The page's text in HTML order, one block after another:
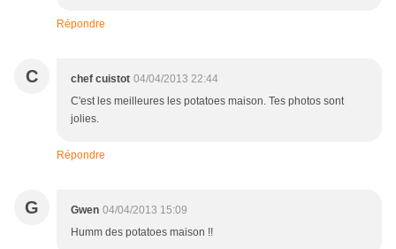
Répondre
C chef cuistot 04/04/2013 22:44
C'est les meilleures les potatoes maison. Tes photos sont
jolies.
Répondre
G Gwen 04/04/2013 15:09
Humm des potatoes maison !!